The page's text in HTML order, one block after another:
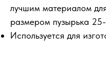
лучшим материалом
размером пузырька
Используется для